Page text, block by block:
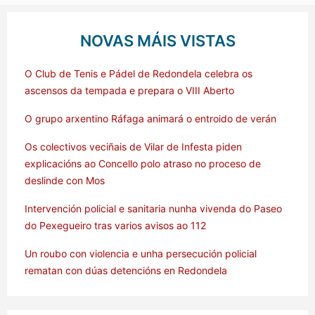
NOVAS MÁIS VISTAS
O Club de Tenis e Pádel de Redondela celebra os
ascensos da tempada e prepara o VIII Aberto
O grupo arxentino Ráfaga animará o entroido de verán
Os colectivos veciñais de Vilar de Infesta piden
explicacións ao Concello polo atraso no proceso de
deslinde con Mos
Intervención policial e sanitaria nunha vivenda do Paseo
do Pexegueiro tras varios avisos ao 112
Un roubo con violencia e unha persecución policial
rematan con dúas detencións en Redondela